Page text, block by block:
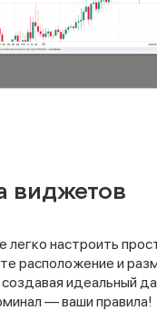
виджетов
настроить
расположение и
идеальный
— ваши правила!